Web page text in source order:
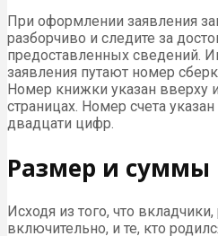
При оформлении заявления
разборчиво и следите за
предоставленных сведений.
заявления путают номер
Номер книжки указан вверху
страницах. Номер счета
двадцати цифр.
Размер и суммы
Исходя из того, что
включительно, и те, кто